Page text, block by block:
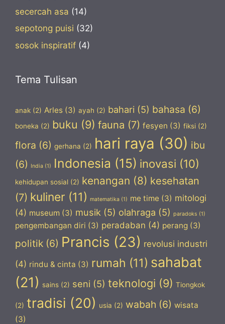
secercah asa (14)
sepotong puisi (32)
sosok inspiratif (4)
Tema Tulisan
anak (2) Arles (3) ayah (2) bahari (5) bahasa (6)
boneka (2) buku (9) fauna (7) fesyen (3) fiksi (2)
flora (6) gerhana (2) hari raya (30) ibu
(6)
India (1) Indonesia (15) inovasi (10)
kehidupan sosial (2) kenangan (8) kesehatan
(7) kuliner (11) matematika (1) me time (3) mitologi
(4) museum (3) musik (5) olahraga (5) paradoks (1)
pengembangan diri (3) peradaban (4) perang (3)
politik (6) Prancis (23) revolusi industri
(4) rindu & cinta (3) rumah (11) sahabat
(21) sains (2) seni (5) teknologi (9) Tiongkok
(2) tradisi (20) usia (2) wabah (6) wisata
(3)